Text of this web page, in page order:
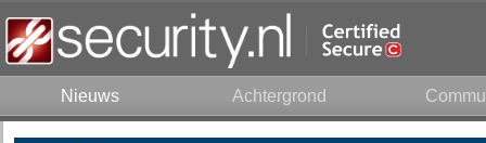
Nieuws Achtergrond